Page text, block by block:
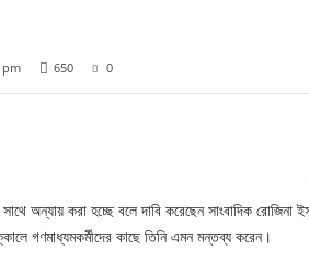
pm 650 0
সাথে অন্যায় করা হচ্ছে বলে দাবি করেছেন সাংবাদিক
গণমাধ্যমকর্মীদের কাছে তিনি এমন মন্তব্য করেন।